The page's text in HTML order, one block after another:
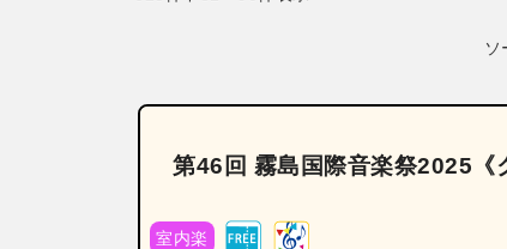
ソ
第46回 霧島国際音楽祭2025《
室内楽